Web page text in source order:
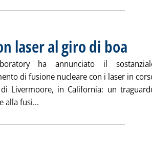
laser al giro di boa .
ha annunciato il
di fusione nucleare con i laser in
Livermoore, in California: un
alla fusi... Leggi tutta la notizia: 'Llnl: